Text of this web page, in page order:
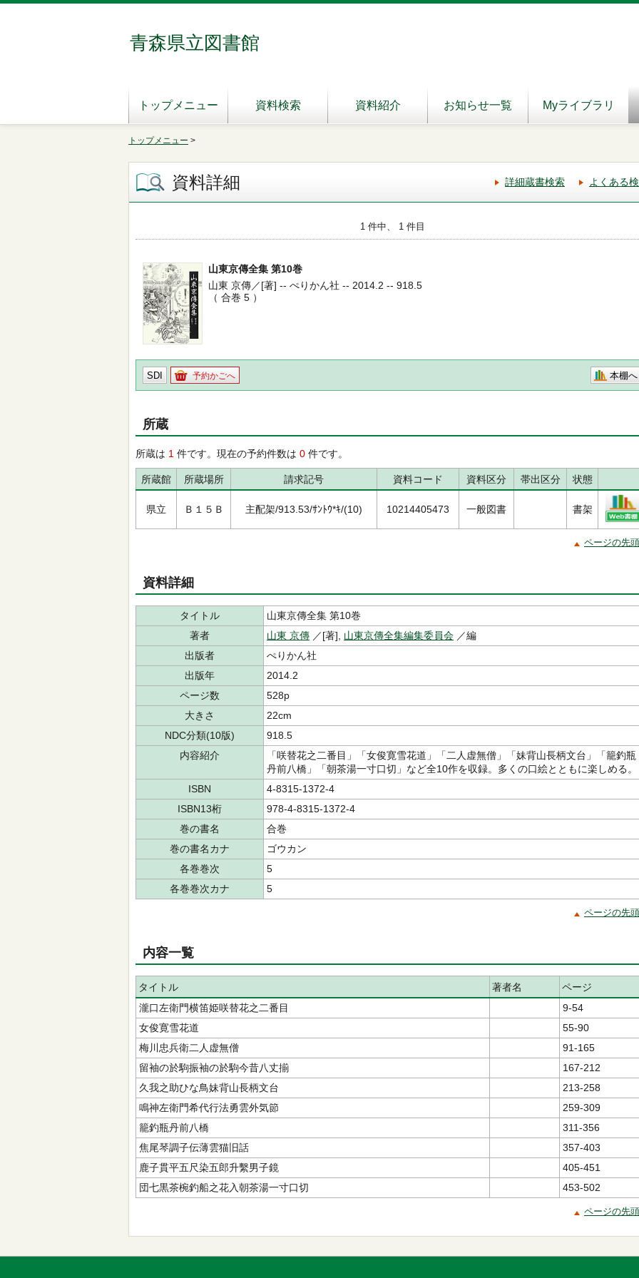
青森県立図書館
トップメニュー 資料検索 資料紹介 お知らせ一覧 Myライブラリ
トップメニュー >
資料詳細 詳細蔵書検索 よくある
1 件中、 1 件目
山東京傳全集 第10巻
山東 京傳／[著] -- ぺりかん社 -- 2014.2 -- 918.5
（ 合巻 5 ）
SDI 予約かごへ 本棚へ
所蔵
所蔵は 1 件です。現在の予約件数は 0 件です。
所蔵館 所蔵場所 請求記号 資料コード 資料区分 帯出区分 状態
県立 Ｂ１５Ｂ 主配架/913.53/ｻﾝﾄｳ*ｷ/(10) 10214405473 一般図書 書架
ページの先
資料詳細
タイトル
山東京傳全集 第10巻
著者
山東 京傳 ／[著], 山東京傳全集編集委員会 ／編
出版者
ぺりかん社
出版年
2014.2
ページ数
528p
大きさ
22cm
NDC分類(10版)
918.5
内容紹介
「咲替花之二番目」「女俊寛雪花道」「二人虚無僧」「妹背山長柄文台」「籠釣瓶
丹前八橋」「朝茶湯一寸口切」など全10作を収録。多くの口絵とともに楽しめる。
ISBN
4-8315-1372-4
ISBN13桁
978-4-8315-1372-4
巻の書名
合巻
巻の書名カナ
ゴウカン
各巻巻次
5
各巻巻次カナ
5
ページの先
内容一覧
タイトル 著者名
ページ
瀧口左衛門横笛姫咲替花之二番目
9-54
女俊寛雪花道
55-90
梅川忠兵衛二人虚無僧
91-165
留袖の於駒振袖の於駒今昔八丈揃
167-212
久我之助ひな鳥妹背山長柄文台
213-258
鳴神左衛門希代行法勇雲外気節
259-309
籠釣瓶丹前八橋
311-356
焦尾琴調子伝薄雲猫旧話
357-403
鹿子貫平五尺染五郎升繫男子鏡
405-451
団七黒茶椀釣船之花入朝茶湯一寸口切
453-502
ページの先